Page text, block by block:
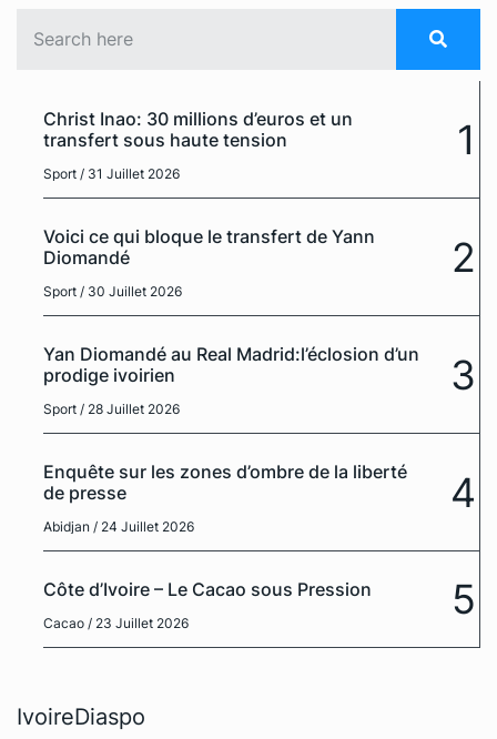
Christ Inao: 30 millions d’euros et un
transfert sous haute tension
Sport / 31 Juillet 2026
1
Voici ce qui bloque le transfert de Yann
Diomandé
Sport / 30 Juillet 2026
2
Yan Diomandé au Real Madrid:l’éclosion d’un
prodige ivoirien
Sport / 28 Juillet 2026
3
Enquête sur les zones d’ombre de la liberté
de presse
Abidjan / 24 Juillet 2026
4
Côte d’Ivoire – Le Cacao sous Pression
Cacao / 23 Juillet 2026 5
IvoireDiaspo